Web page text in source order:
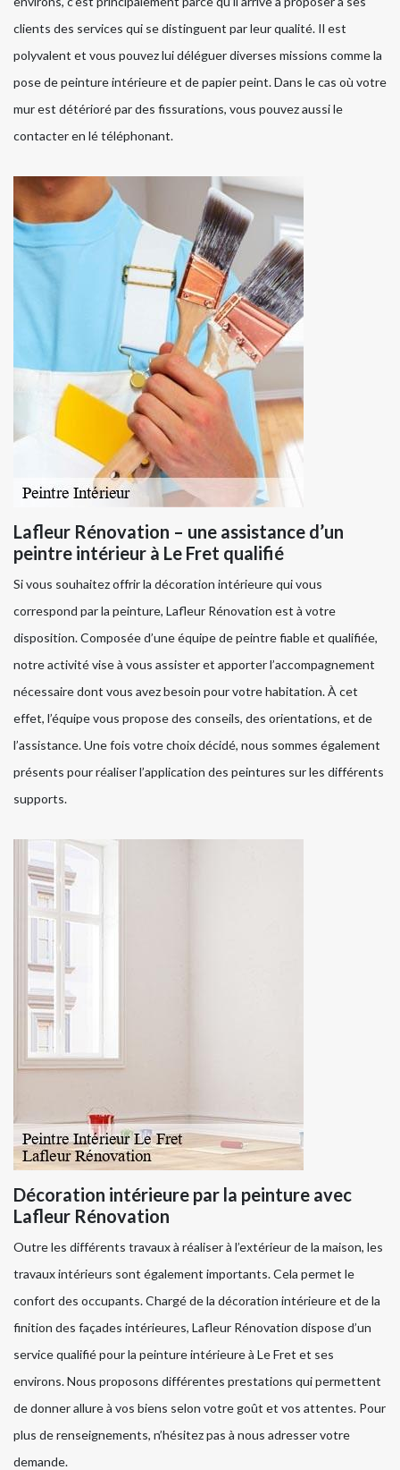
clients des services qui se distinguent par leur qualité. Il est
polyvalent et vous pouvez lui déléguer diverses missions comme la
pose de peinture intérieure et de papier peint. Dans le cas où votre
mur est détérioré par des fissurations, vous pouvez aussi le
contacter en lé téléphonant.
Lafleur Rénovation – une assistance d’un
peintre intérieur à Le Fret qualifié
Si vous souhaitez offrir la décoration intérieure qui vous
correspond par la peinture, Lafleur Rénovation est à votre
disposition. Composée d’une équipe de peintre fiable et qualifiée,
notre activité vise à vous assister et apporter l’accompagnement
nécessaire dont vous avez besoin pour votre habitation. À cet
effet, l’équipe vous propose des conseils, des orientations, et de
l’assistance. Une fois votre choix décidé, nous sommes également
présents pour réaliser l’application des peintures sur les différents
supports.
Décoration intérieure par la peinture avec
Lafleur Rénovation
Outre les différents travaux à réaliser à l’extérieur de la maison, les
travaux intérieurs sont également importants. Cela permet le
confort des occupants. Chargé de la décoration intérieure et de la
finition des façades intérieures, Lafleur Rénovation dispose d’un
service qualifié pour la peinture intérieure à Le Fret et ses
environs. Nous proposons différentes prestations qui permettent
de donner allure à vos biens selon votre goût et vos attentes. Pour
plus de renseignements, n’hésitez pas à nous adresser votre
demande.